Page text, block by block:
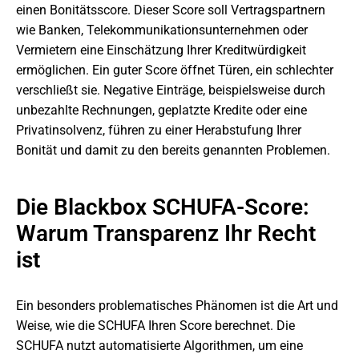
einen Bonitätsscore. Dieser Score soll Vertragspartnern
wie Banken, Telekommunikationsunternehmen oder
Vermietern eine Einschätzung Ihrer Kreditwürdigkeit
ermöglichen. Ein guter Score öffnet Türen, ein schlechter
verschließt sie. Negative Einträge, beispielsweise durch
unbezahlte Rechnungen, geplatzte Kredite oder eine
Privatinsolvenz, führen zu einer Herabstufung Ihrer
Bonität und damit zu den bereits genannten Problemen.
Die Blackbox SCHUFA-Score:
Warum Transparenz Ihr Recht
ist
Ein besonders problematisches Phänomen ist die Art und
Weise, wie die SCHUFA Ihren Score berechnet. Die
SCHUFA nutzt automatisierte Algorithmen, um eine